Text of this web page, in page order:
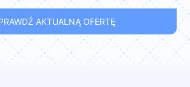
AKTUALNĄ OFERTĘ